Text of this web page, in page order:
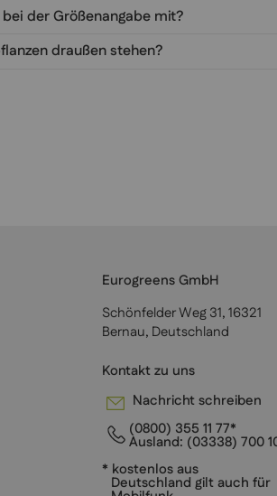
der Größenangabe mit?
draußen stehen?
Eurogreens GmbH
Schönfelder Weg 31, 16321
Bernau, Deutschland
Kontakt zu uns
Nachricht schreiben
(0800) 355 11 77*
Ausland: (03338) 700
* kostenlos aus
Deutschland gilt auch für